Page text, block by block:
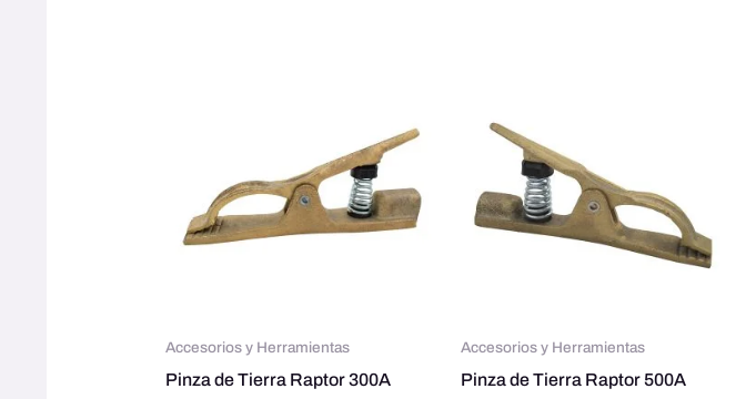
Accesorios y Herramientas
Pinza de Tierra Raptor 300A
Accesorios y Herramientas
Pinza de Tierra Raptor 500A